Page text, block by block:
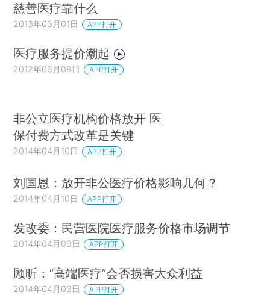
慈善医疗靠什么
2013年03月01日 APP打开
医疗服务提价潮起
2012年06月08日 APP打开
非公立医疗机构价格放开 医
保付费方式改革是关键
2014年04月10日 APP打开
刘国恩：放开非公医疗价格影响几何？
2014年04月10日 APP打开
发改委：民营医院医疗服务价格市场调节
2014年04月09日 APP打开
顾昕：“高端医疗”会否损害大众利益
2014年04月03日 APP打开